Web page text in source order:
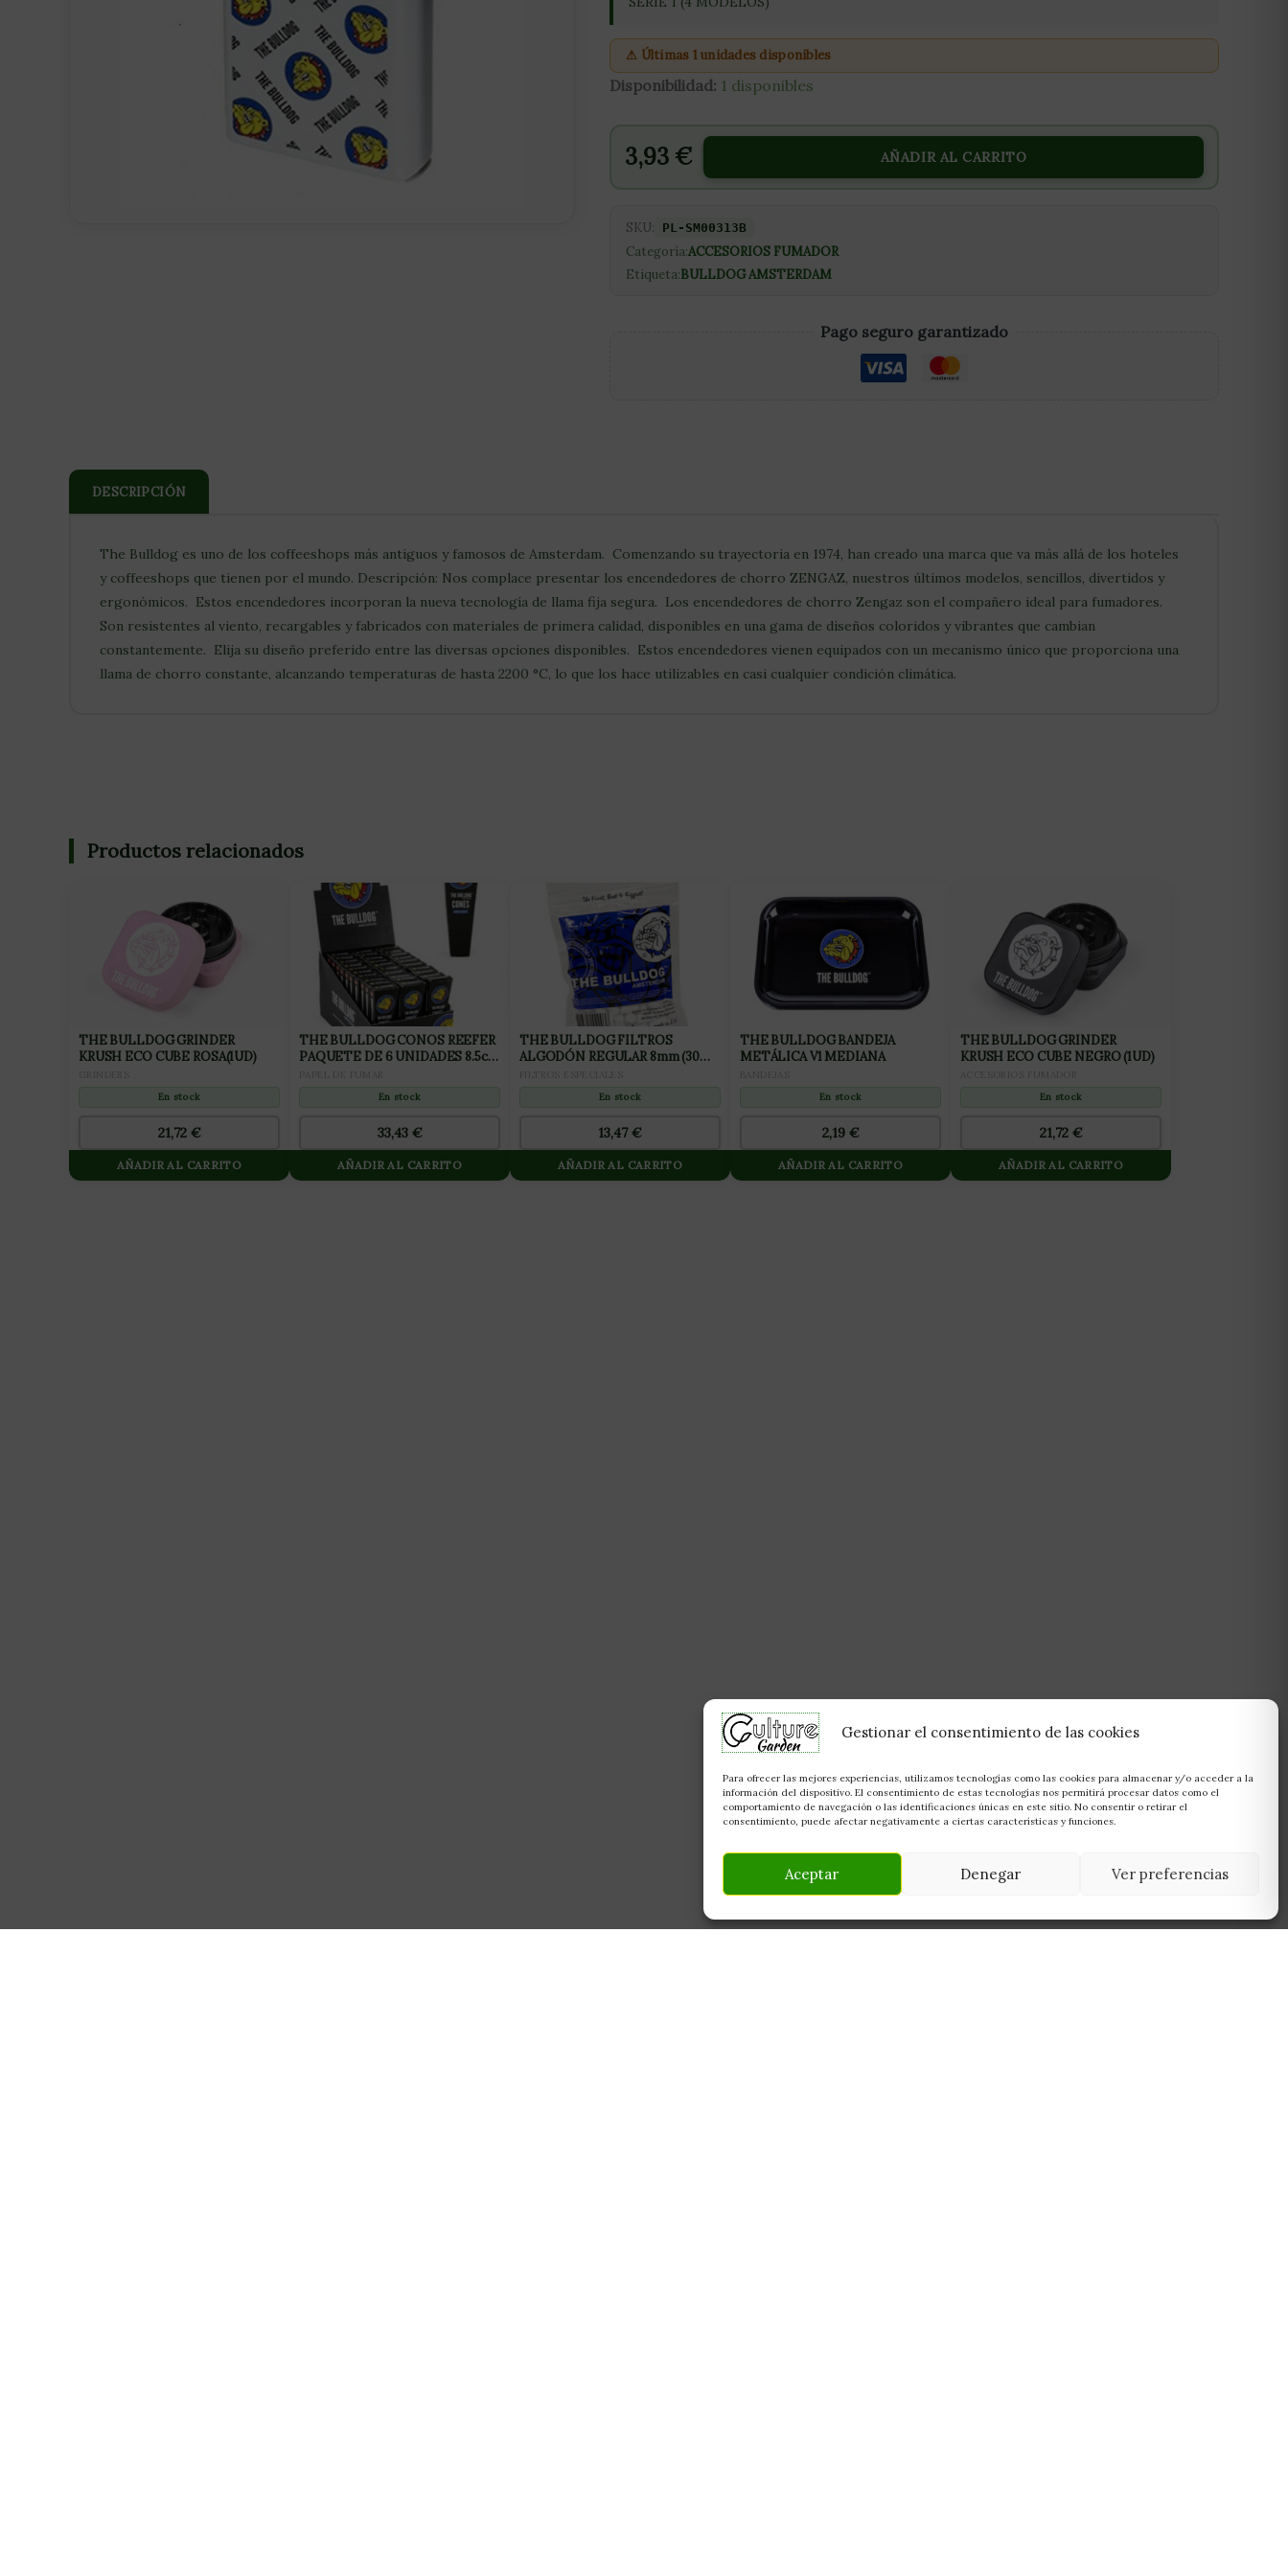
Gestionar el consentimiento de las cookies
Para ofrecer las mejores experiencias, utilizamos tecnologías como las cookies para almacenar y/o acceder a la
información del dispositivo. El consentimiento de estas tecnologías nos permitirá procesar datos como el
comportamiento de navegación o las identificaciones únicas en este sitio. No consentir o retirar el
consentimiento, puede afectar negativamente a ciertas características y funciones.
Aceptar Denegar Ver preferencias
⚠ Últimas 1 unidades disponibles
Disponibilidad: 1 disponibles
3,93 €
cantidad
AÑADIR AL CARRITO
SKU: PL-SM00313B
Categoría:ACCESORIOS FUMADOR
Etiqueta:BULLDOG AMSTERDAM
Pago seguro garantizado
DESCRIPCIÓN
The Bulldog es uno de los coffeeshops más antiguos y famosos de Amsterdam. Comenzando su trayectoria en 1974, han creado una marca que va más allá de los hoteles
y coffeeshops que tienen por el mundo. Descripción: Nos complace presentar los encendedores de chorro ZENGAZ, nuestros últimos modelos, sencillos, divertidos y
ergonómicos. Estos encendedores incorporan la nueva tecnología de llama fija segura. Los encendedores de chorro Zengaz son el compañero ideal para fumadores.
Son resistentes al viento, recargables y fabricados con materiales de primera calidad, disponibles en una gama de diseños coloridos y vibrantes que cambian
constantemente. Elija su diseño preferido entre las diversas opciones disponibles. Estos encendedores vienen equipados con un mecanismo único que proporciona una
llama de chorro constante, alcanzando temperaturas de hasta 2200 °C, lo que los hace utilizables en casi cualquier condición climática.
Productos relacionados
THE BULLDOG GRINDER
KRUSH ECO CUBE ROSA(1UD)
En stock
21,72 €
AÑADIR AL CARRITO
THE BULLDOG CONOS REEFER
PAQUETE DE 6 UNIDADES 8.5cm
En stock
33,43 €
AÑADIR AL CARRITO
THE BULLDOG FILTROS
ALGODÓN REGULAR 8mm (30
En stock
13,47€
AÑADIR AL CARRITO
THE BULLDOG BANDEJA
METÁLICA V1 MEDIANA
En stock
2,19 €
AÑADIR AL CARRITO
THE BULLDOG GRINDER
KRUSH ECO CUBE NEGRO (1UD)
En stock
21,72 €
AÑADIR AL CARRITO